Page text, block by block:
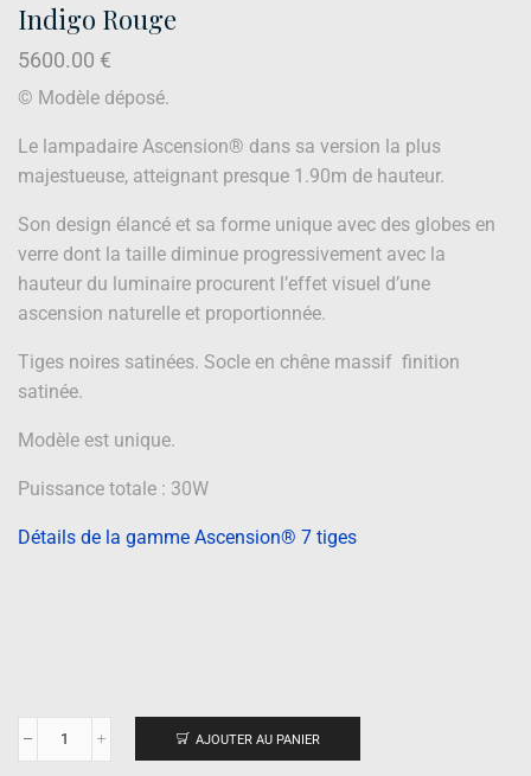
Indigo Rouge
5600.00 €
© Modèle déposé.
Le lampadaire Ascension® dans sa version la plus
majestueuse, atteignant presque 1.90m de hauteur.
Son design élancé et sa forme unique avec des globes en
verre dont la taille diminue progressivement avec la
hauteur du luminaire procurent l’effet visuel d’une
ascension naturelle et proportionnée.
Tiges noires satinées. Socle en chêne massif finition
satinée.
Modèle est unique.
Puissance totale : 30W
Détails de la gamme Ascension® 7 tiges
AJOUTER AU PANIER